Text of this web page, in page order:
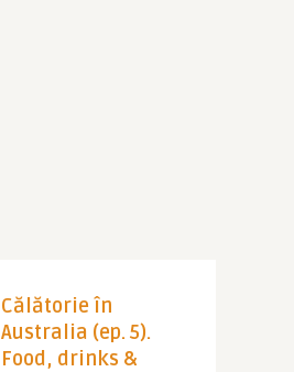
Călătorie în
Australia (ep. 5).
Food, drinks &